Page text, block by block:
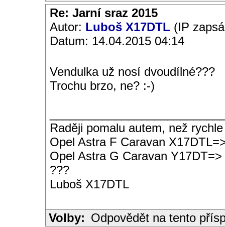
Re: Jarní sraz 2015
Autor: Luboš X17DTL (IP
Datum: 14.04.2015 04:14
Vendulka už nosí dvoudílné???
Trochu brzo, ne? :-)
Raději pomalu autem, než
Opel Astra F Caravan
Opel Astra G Caravan Y17DT=>
???
Luboš X17DTL
Volby: Odpovědět na tento